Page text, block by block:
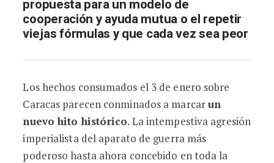
propuesta para un modelo de
cooperación y ayuda mutua o el repetir
viejas fórmulas y que cada vez sea peor
Los hechos consumados el 3 de enero sobre
Caracas parecen conminados a marcarun
nuevo hito histórico. La intempestiva agresión
imperialista del aparato de guerra más
poderoso hasta ahora concebido en toda la